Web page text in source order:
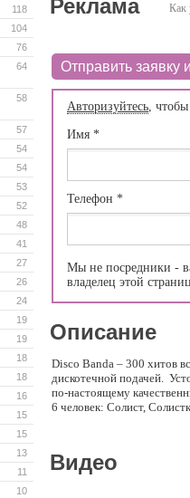
118
104
76
64
58
57
54
54
53
52
48
41
27
26
24
19
19
18
18
16
15
15
13
11
10
Как
Реклама
Отправить заявку
Авторизуйтесь,
Имя *
Телефон *
Мы не посредники -
владелец этой
Описание
Disco Banda – 300 хитов
дискотечной подачей.
по-настоящему
6 человек: Солист,
Видео